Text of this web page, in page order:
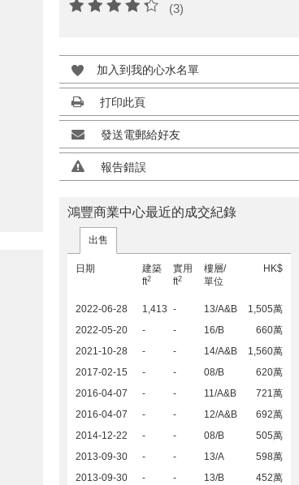
(3)
加入到我的心水名單
打印此頁
發送電郵給好友
報告錯誤
鴻豐商業中心最近的成交紀錄
出售
日期
建築
ft2
實用
ft2
樓層/
單位
HK$
2022-06-28 1,413 - 13/A&B
1,505萬
2022-05-20
- - 16/B
660萬
2021-10-28
- - 14/A&B
1,560萬
2017-02-15
- - 08/B
620萬
2016-04-07
- - 11/A&B
721萬
2016-04-07
- - 12/A&B
692萬
2014-12-22
- - 08/B
505萬
2013-09-30
- - 13/A
598萬
2013-09-30
- - 13/B 452萬